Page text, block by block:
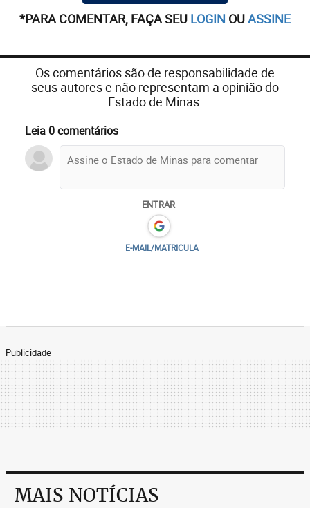
*PARA COMENTAR, FAÇA SEU LOGIN OUASSINE
Os comentários são de responsabilidade de
seus autores e não representam a opinião do
Estado de Minas.
Leia 0 comentários
ENTRAR
E-MAIL/MATRICULA
Publicidade
MAIS NOTÍCIAS